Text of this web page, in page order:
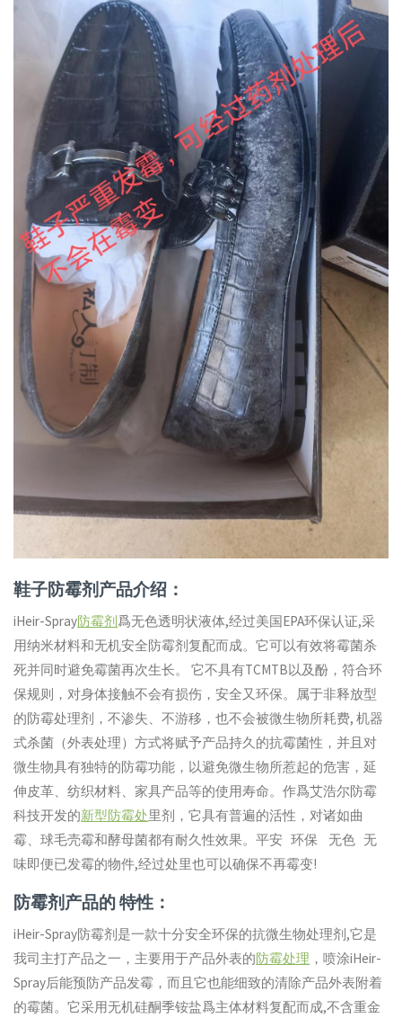
鞋子防霉剂产品介绍：
iHeir-Spray防霉剂爲无色透明状液体,经过美国EPA环保认证,采
用纳米材料和无机安全防霉剂复配而成。它可以有效将霉菌杀
死并同时避免霉菌再次生长。 它不具有TCMTB以及酚，符合环
保规则，对身体接触不会有损伤，安全又环保。属于非释放型
的防霉处理剂，不渗失、不游移，也不会被微生物所耗费, 机器
式杀菌（外表处理）方式将赋予产品持久的抗霉菌性，并且对
微生物具有独特的防霉功能，以避免微生物所惹起的危害，延
伸皮革、纺织材料、家具产品等的使用寿命。作爲艾浩尔防霉
科技开发的新型防霉处里剂，它具有普遍的活性，对诸如曲
霉、球毛壳霉和酵母菌都有耐久性效果。平安 环保 无色 无
味即便已发霉的物件,经过处里也可以确保不再霉变!
防霉剂产品的 特性：
iHeir-Spray防霉剂是一款十分安全环保的抗微生物处理剂,它是
我司主打产品之一，主要用于产品外表的防霉处理 ，喷涂iHeir-
Spray后能预防产品发霉，而且它也能细致的清除产品外表附着
的霉菌。它采用无机硅酮季铵盐爲主体材料复配而成,不含重金